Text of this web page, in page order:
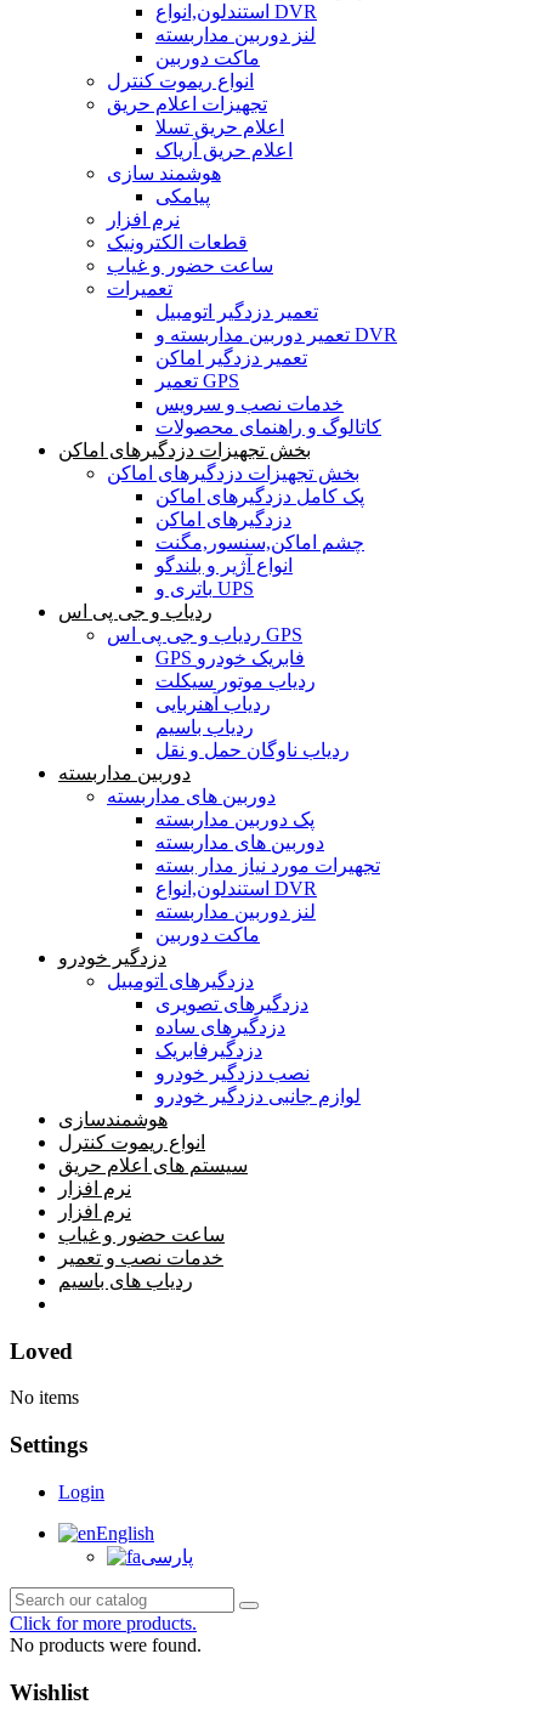
استندلون,انواع DVR
لنز دوربین مداربسته
ماکت دوربین
انواع ریموت کنترل
تجهیزات اعلام حریق
اعلام حریق تسلا
اعلام حریق آریاک
هوشمند سازی
پیامکی
نرم افزار
قطعات الکترونیک
ساعت حضور و غیاب
تعمیرات
تعمیر دزدگیر اتومبیل
تعمیر دوربین مداربسته و DVR
تعمیر دزدگیر اماکن
تعمیر GPS
خدمات نصب و سرویس
کاتالوگ و راهنمای محصولات
بخش تجهیزات دزدگیرهای اماکن
بخش تجهیزات دزدگیرهای اماکن
پک کامل دزدگیرهای اماکن
دزدگیرهای اماکن
چشم اماکن,سنسور,مگنت
انواع آژیر و بلندگو
باتری و UPS
ردیاب و جی پی اس
ردیاب و جی پی اس GPS
GPS فابریک خودرو
ردیاب موتور سیکلت
ردیاب آهنربایی
ردیاب باسیم
ردیاب ناوگان حمل و نقل
دوربین مداربسته
دوربین های مداربسته
پک دوربین مداربسته
دوربین های مداربسته
تجهیرات مورد نیاز مدار بسته
استندلون,انواع DVR
لنز دوربین مداربسته
ماکت دوربین
دزدگیر خودرو
دزدگیرهای اتومبیل
دزدگیرهای تصویری
دزدگیرهای ساده
دزدگیرفابریک
نصب دزدگیر خودرو
لوازم جانبی دزدگیر خودرو
هوشمندسازی
انواع ریموت کنترل
سیستم های اعلام حریق
نرم افزار
نرم افزار
ساعت حضور و غیاب
خدمات نصب و تعمیر
ردیاب های باسیم
Loved
No items
Settings
Login
English
پارسی
Click for more products.
No products were found.
Wishlist